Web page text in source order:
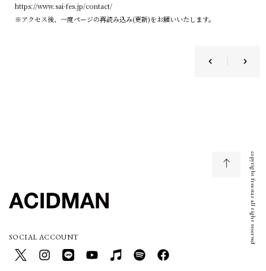
https://www.sai-fes.jp/contact/
※アクセス後、一度ページの再読み込み(更新)をお願いいたします。
SOCIAL ACCOUNT copyright freestar all right reserved